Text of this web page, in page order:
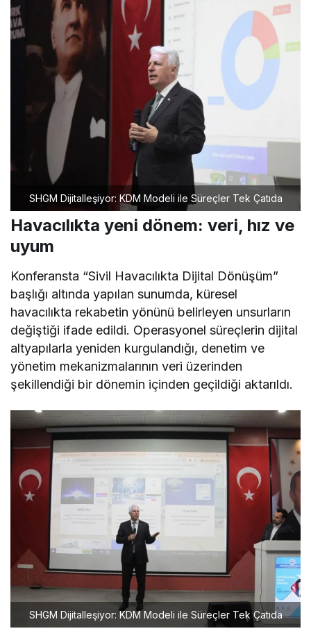
SHGM Dijitalleşiyor: KDM Modeli ile Süreçler Tek Çatıda
Havacılıkta yeni dönem: veri, hız ve
uyum
Konferansta “Sivil Havacılıkta Dijital Dönüşüm”
başlığı altında yapılan sunumda, küresel
havacılıkta rekabetin yönünü belirleyen unsurların
değiştiği ifade edildi. Operasyonel süreçlerin dijital
altyapılarla yeniden kurgulandığı, denetim ve
yönetim mekanizmalarının veri üzerinden
şekillendiği bir dönemin içinden geçildiği aktarıldı.
SHGM Dijitalleşiyor: KDM Modeli ile Süreçler Tek Çatıda